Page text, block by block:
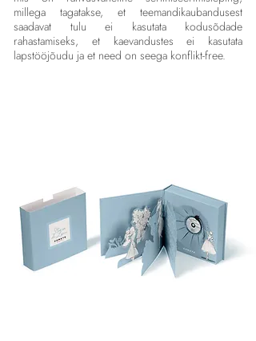
millega tagatakse, et teemandikaubandusest
saadavat tulu ei kasutata kodusõdade
rahastamiseks, et kaevandustes ei kasutata
lapstööjõudu ja et need on seega konflikt-free.